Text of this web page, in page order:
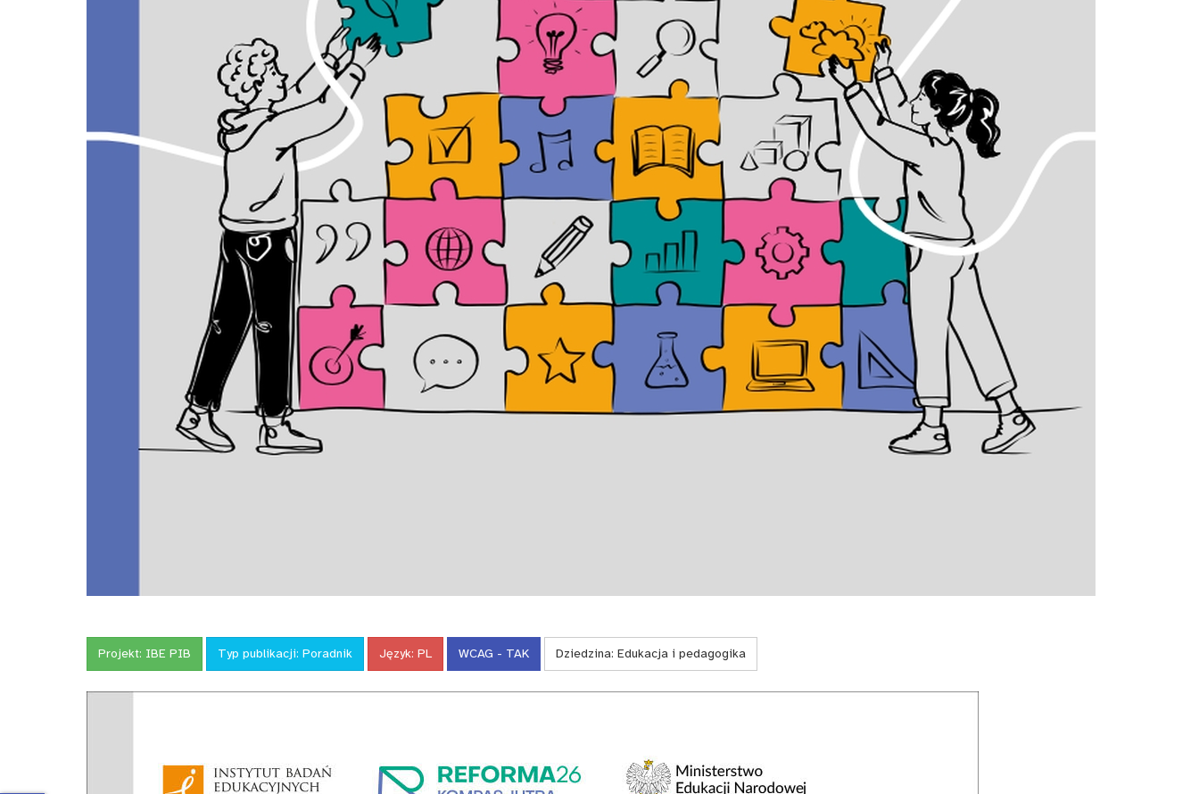
Projekt: IBE PIB Typ publikacji: Poradnik Język: PL WCAG - TAK Dziedzina: Edukacja i pedagogika